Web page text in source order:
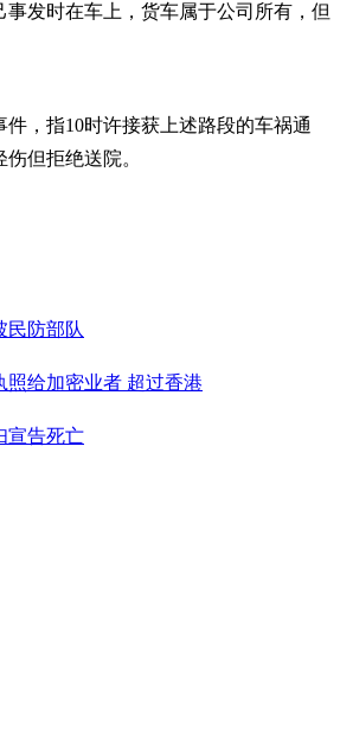
发时在车上，货车属于公司所有，但
件，指10时许接获上述路段的车祸通
但拒绝送院。
民防部队
照给加密业者 超过香港
宣告死亡